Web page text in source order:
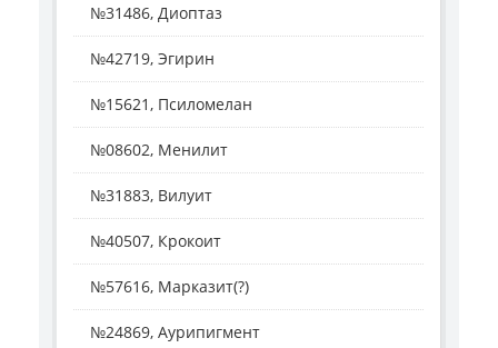
№31486, Диоптаз
№42719, Эгирин
№15621, Псиломелан
№08602, Менилит
№31883, Вилуит
№40507, Крокоит
№57616, Марказит(?)
№24869, Аурипигмент